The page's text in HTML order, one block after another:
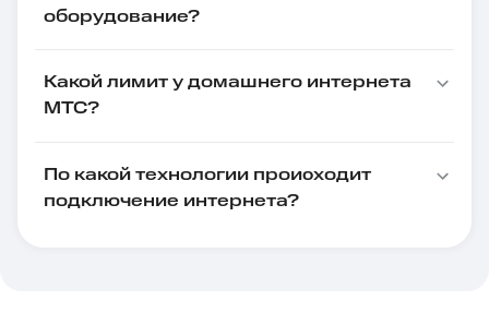
оборудование?
Какой лимит у домашнего интернета
МТС?
По какой технологии происходит
подключение интернета?